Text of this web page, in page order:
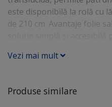
este disponibilă la rolă cu
de 210 cm. Avantaje folie
translucidă permite
racletă • dacă se aplică în
Vezi mai mult
Produse similare